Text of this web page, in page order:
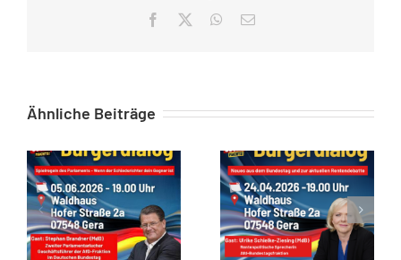
Facebook WhatsApp
E-
Ähnliche Beiträge